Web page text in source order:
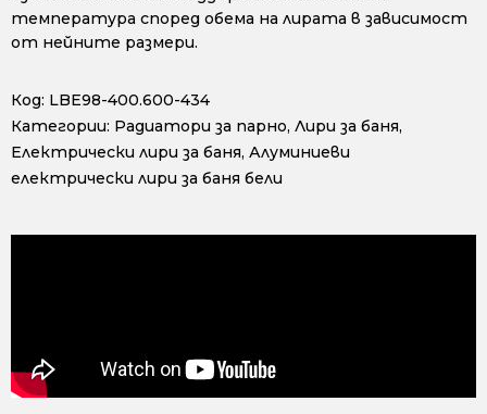
температура според обема на лирата в зависимост
от нейните размери.
Код: LBE98-400.600-434
Категории: Радиатори за парно, Лири за баня,
Електрически лири за баня, Алуминиеви
електрически лири за баня бели